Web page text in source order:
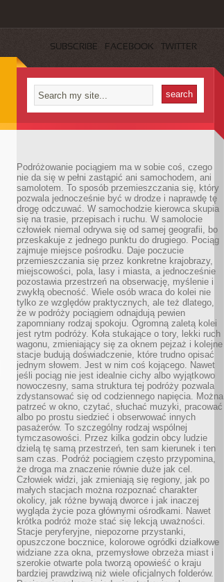
SUBSCRIBE FACEBOOK TWITTER
Podróżowanie pociągiem ma w sobie coś, czego
nie da się w pełni zastąpić ani samochodem, ani
samolotem. To sposób przemieszczania się, który
pozwala jednocześnie być w drodze i naprawdę tę
drogę odczuwać. W samochodzie kierowca skupia
się na trasie, przepisach i ruchu. W samolocie
człowiek niemal odrywa się od samej geografii, bo
przeskakuje z jednego punktu do drugiego. Pociąg
zajmuje miejsce pośrodku. Daje poczucie
przemieszczania się przez konkretne krajobrazy,
miejscowości, pola, lasy i miasta, a jednocześnie
pozostawia przestrzeń na obserwację, myślenie i
zwykłą obecność. Wiele osób wraca do kolei nie
tylko ze względów praktycznych, ale też dlatego,
że w podróży pociągiem odnajdują pewien
zapomniany rodzaj spokoju. Ogromną zaletą kolei
jest rytm podróży. Koła stukające o tory, lekki ruch
wagonu, zmieniający się za oknem pejzaż i kolejne
stacje budują doświadczenie, które trudno opisać
jednym słowem. Jest w nim coś kojącego. Nawet
jeśli pociąg nie jest idealnie cichy albo wyjątkowo
nowoczesny, sama struktura tej podróży pozwala
zdystansować się od codziennego napięcia. Można
patrzeć w okno, czytać, słuchać muzyki, pracować
albo po prostu siedzieć i obserwować innych
pasażerów. To szczególny rodzaj wspólnej
tymczasowości. Przez kilka godzin obcy ludzie
dzielą tę samą przestrzeń, ten sam kierunek i ten
sam czas. Podróż pociągiem często przypomina,
że droga ma znaczenie równie duże jak cel.
Człowiek widzi, jak zmieniają się regiony, jak po
małych stacjach można rozpoznać charakter
okolicy, jak różne bywają dworce i jak inaczej
wygląda życie poza głównymi ośrodkami. Nawet
krótka podróż może stać się lekcją uważności.
Stacje peryferyjne, niepozorne przystanki,
opuszczone bocznice, kolorowe ogródki działkowe
widziane zza okna, przemysłowe obrzeża miast i
szerokie otwarte pola tworzą opowieść o kraju
bardziej prawdziwą niż wiele oficjalnych folderów.